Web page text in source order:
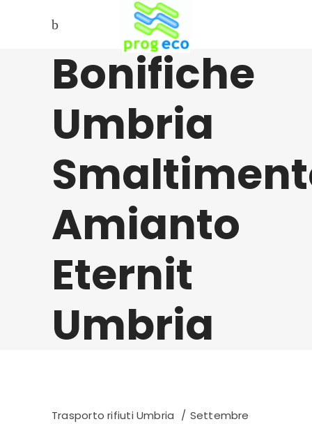
Bonifiche
Umbria
Amianto
Eternit
Umbria
Trasporto rifiuti Umbria
Settembre